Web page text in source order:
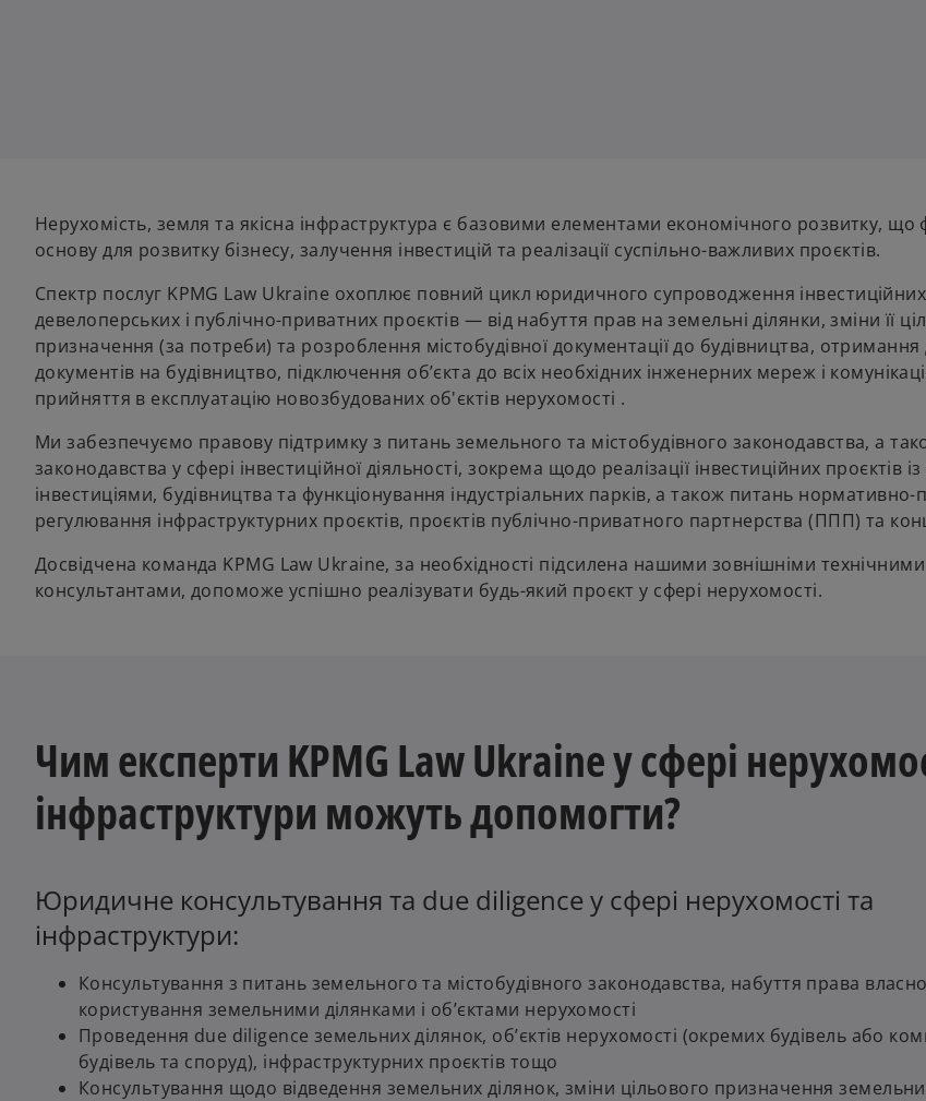
Нерухомість, земля та якісна інфраструктура є базовими елементами економічного розвитку,
основу для розвитку бізнесу, залучення інвестицій та реалізації суспільно-важливих проєктів.
Спектр послуг KPMG Law Ukraine охоплює повний цикл юридичного супроводження
девелоперських і публічно-приватних проєктів — від набуття прав на земельні ділянки, зміни її
призначення (за потреби) та розроблення містобудівної документації до будівництва, отримання
документів на будівництво, підключення об’єкта до всіх необхідних інженерних мереж і
прийняття в експлуатацію новозбудованих об'єктів нерухомості .
Ми забезпечуємо правову підтримку з питань земельного та містобудівного законодавства, а
законодавства у сфері інвестиційної діяльності, зокрема щодо реалізації інвестиційних проєктів
інвестиціями, будівництва та функціонування індустріальних парків, а також питань нормативно-
регулювання інфраструктурних проєктів, проєктів публічно-приватного партнерства (ППП) та
Досвідчена команда KPMG Law Ukraine, за необхідності підсилена нашими зовнішніми технічними
консультантами, допоможе успішно реалізувати будь-який проєкт у сфері нерухомості.
Чим експерти KPMG Law Ukraine у сфері
інфраструктури можуть допомогти?
Юридичне консультування та due diligence у сфері нерухомості та
інфраструктури:
Консультування з питань земельного та містобудівного законодавства, набуття права
користування земельними ділянками і об’єктами нерухомості
Проведення due diligence земельних ділянок, об’єктів нерухомості (окремих будівель або
будівель та споруд), інфраструктурних проєктів тощо
Консультування щодо відведення земельних ділянок, зміни цільового призначення